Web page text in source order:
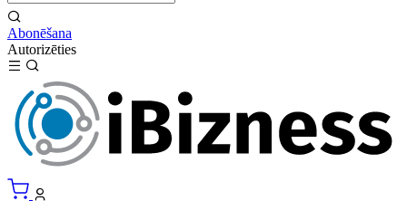
Abonēšana
Autorizēties